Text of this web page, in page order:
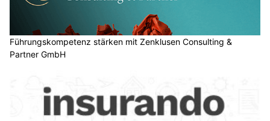
Führungskompetenz stärken mit Zenklusen Consulting &
Partner GmbH